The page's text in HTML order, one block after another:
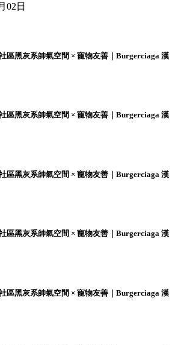
02日
區黑灰系帥氣空間 × 寵物友善｜Burgerciaga 漢
區黑灰系帥氣空間 × 寵物友善｜Burgerciaga 漢
區黑灰系帥氣空間 × 寵物友善｜Burgerciaga 漢
區黑灰系帥氣空間 × 寵物友善｜Burgerciaga 漢
區黑灰系帥氣空間 × 寵物友善｜Burgerciaga 漢